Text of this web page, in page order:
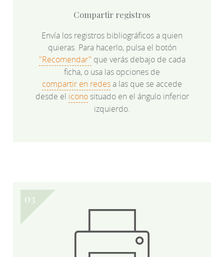
Compartir registros
Envía los registros bibliográficos a quien
quieras. Para hacerlo, pulsa el botón
"Recomendar" que verás debajo de cada
ficha, o usa las opciones de
compartir en redesa las que se accede
desde el iconosituado en el ángulo inferior
izquierdo.